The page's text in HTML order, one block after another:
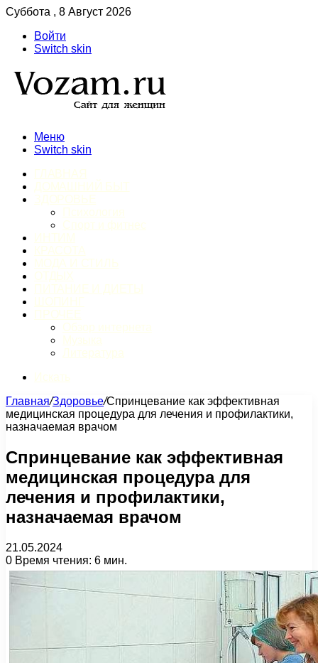
Суббота , 8 Август 2026
Войти
Switch skin
Меню
Switch skin
Главная/Здоровье/Спринцевание как эффективная
медицинская процедура для лечения и профилактики,
назначаемая врачом
Спринцевание как эффективная
медицинская процедура для
лечения и профилактики,
назначаемая врачом
21.05.2024
0 Время чтения: 6 мин.